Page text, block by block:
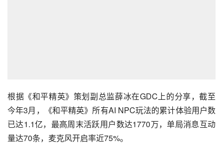
根据《和平精英》策划副总监薛冰在GDC上的分享，截至
今年3月，《和平精英》所有AI NPC玩法的累计体验用户数
已达1.1亿，最高周末活跃用户数达1770万，单局消息互动
量达70条，麦克风开启率近75%。